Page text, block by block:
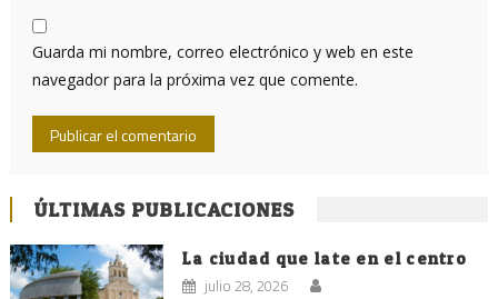
Guarda mi nombre, correo electrónico y web en este
navegador para la próxima vez que comente.
ÚLTIMAS PUBLICACIONES
La ciudad que late en el centro
julio 28, 2026